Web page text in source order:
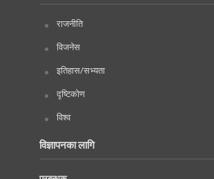
राजनीति
विजनेस
इतिहास/सभ्यता
दृष्टिकोण
विश्व
विज्ञापनका लागि